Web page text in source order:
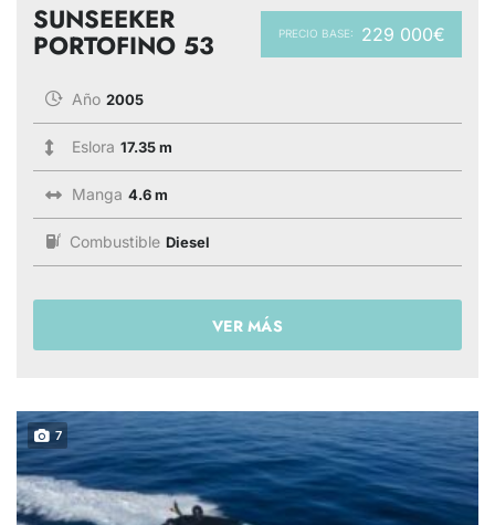
PRECIO BASE: 229 000€
SUNSEEKER
PORTOFINO 53
Año 2005
Eslora 17.35 m
Manga 4.6 m
Combustible Diesel
VER MÁS
7